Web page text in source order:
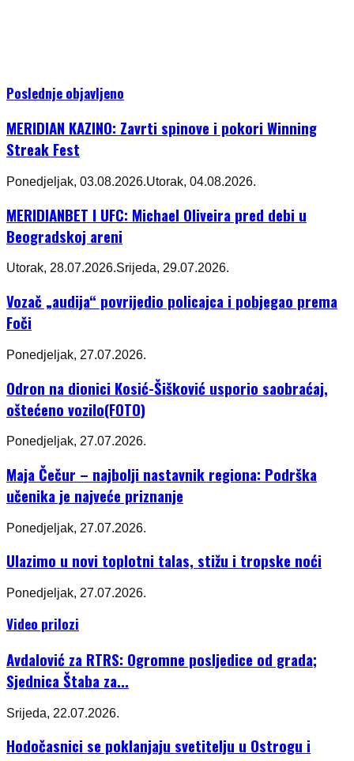
Poslednje objavljeno
MERIDIAN KAZINO: Zavrti spinove i pokori Winning
Streak Fest
Ponedjeljak, 03.08.2026.Utorak, 04.08.2026.
MERIDIANBET I UFC: Michael Oliveira pred debi u
Beogradskoj areni
Utorak, 28.07.2026.Srijeda, 29.07.2026.
Vozač „audija“ povrijedio policajca i pobjegao prema
Foči
Ponedjeljak, 27.07.2026.
Odron na dionici Kosić-Šišković usporio saobraćaj,
oštećeno vozilo(FOTO)
Ponedjeljak, 27.07.2026.
Maja Čečur – najbolji nastavnik regiona: Podrška
učenika je najveće priznanje
Ponedjeljak, 27.07.2026.
Ulazimo u novi toplotni talas, stižu i tropske noći
Ponedjeljak, 27.07.2026.
Video prilozi
Avdalović za RTRS: Ogromne posljedice od grada;
Sjednica Štaba za...
Srijeda, 22.07.2026.
Hodočasnici se poklanjaju svetitelju u Ostrogu i